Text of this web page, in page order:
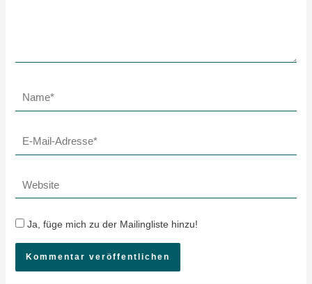
Name*
E-
Mail-
Website
Ja, füge mich zu der Mailingliste hinzu!